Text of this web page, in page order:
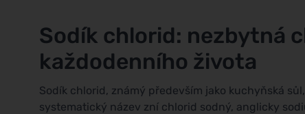
Sodík chlorid: nezbytná
každodenního života
Sodík chlorid, známý především jako kuchyňská
systematický název zní chlorid sodný, anglicky